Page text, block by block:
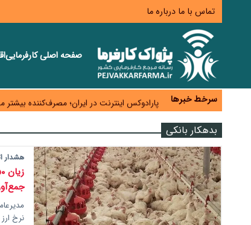
تماس با ما درباره ما
صفحه اصلیکارفرمایی
سرخط خبرها
زائران اربعین نگران ارز باقی‌مانده نباشند؛ خرید
پارادوکس اینترنت در ایران؛ مصرف‌کننده بیشتر
معمای تأمین ۸۰ همت معوقات بازنشستگان؛ بانک رفاه وارد میدان شد بدهکار بانکی
هشدار
نرخ ارز